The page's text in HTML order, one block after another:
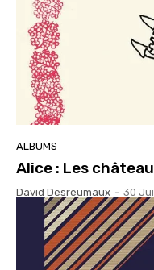
ALBUMS
Alice : Les
David Desreumaux - 30